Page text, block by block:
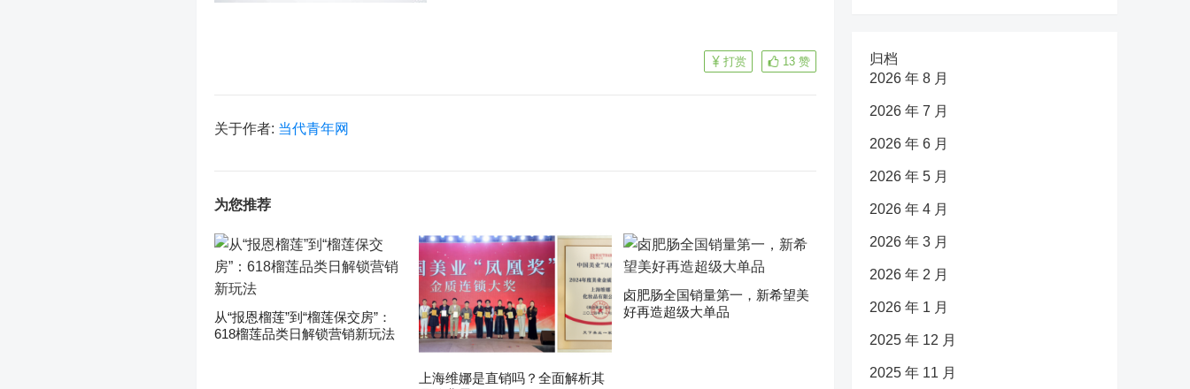
13 赞
打赏
关于作者: 当代青年网
为您推荐
从“报恩榴莲”到“榴莲保交房”：
618榴莲品类日解锁营销新玩法
上海维娜是直销吗？全面解析其
卤肥肠全国销量第一，新希望美
好再造超级大单品
归档
2026 年 8 月
2026 年 7 月
2026 年 6 月
2026 年 5 月
2026 年 4 月
2026 年 3 月
2026 年 2 月
2026 年 1 月
2025 年 12 月
2025 年 11 月